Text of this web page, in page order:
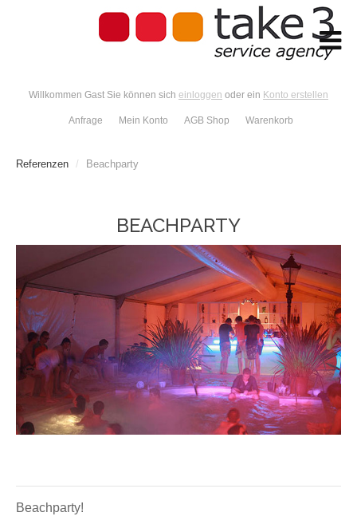
Willkommen Gast Sie können sich einloggen oder ein Konto erstellen
Anfrage Mein Konto AGB Shop Warenkorb
Referenzen / Beachparty
BEACHPARTY
Beachparty!